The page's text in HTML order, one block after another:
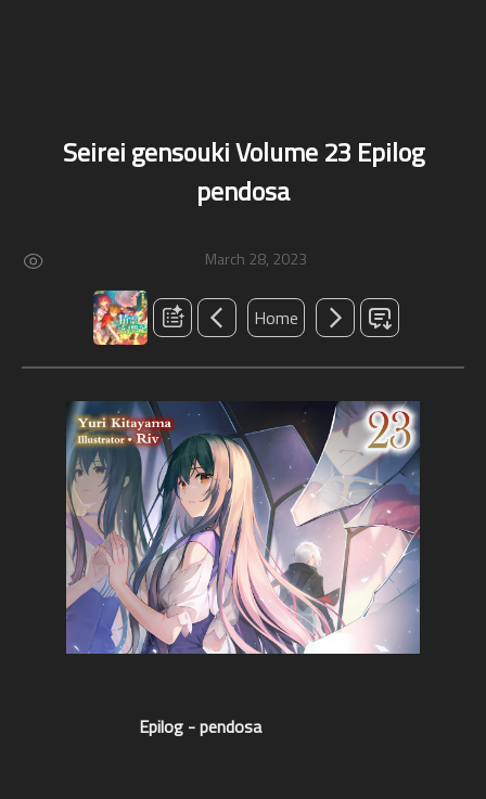
Seirei gensouki Volume 23 Epilog
pendosa
March 28, 2023
Home
Epilog - pendosa